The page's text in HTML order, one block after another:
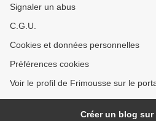
Signaler un abus
C.G.U.
Cookies et données personnelles
Préférences cookies
Voir le profil de Frimousse sur le
Créer un blog sur